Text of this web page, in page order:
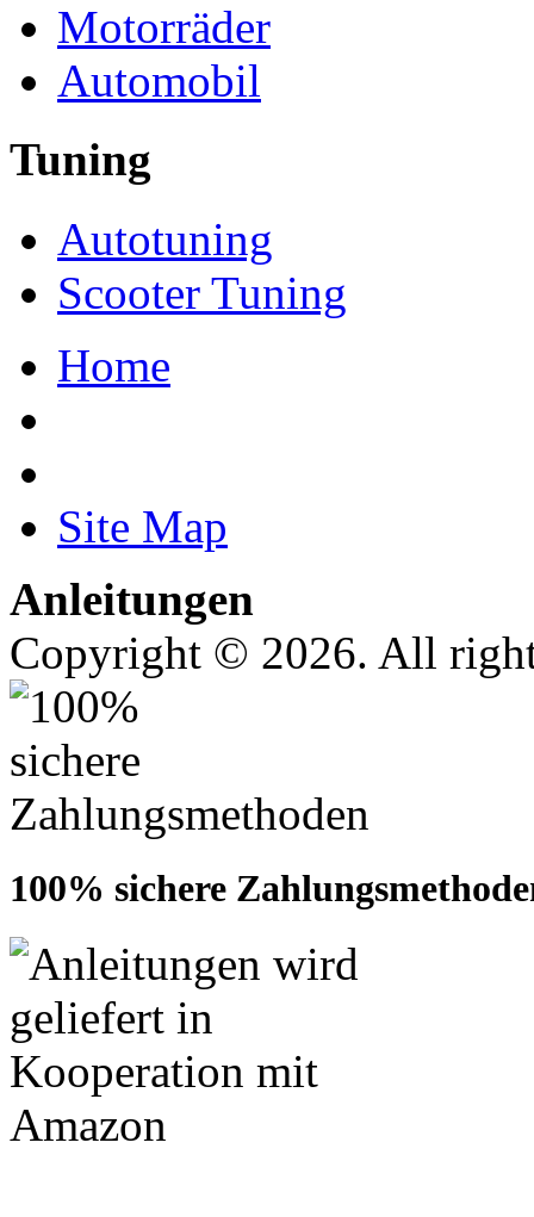
Motorräder
Automobil
Tuning
Autotuning
Scooter Tuning
Home
Site Map
Anleitungen
Copyright © 2026. All
100% sichere